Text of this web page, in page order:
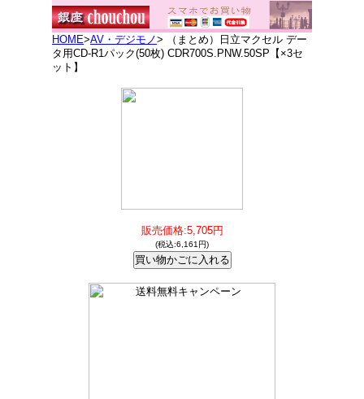
HOME>AV・デジモノ> （まとめ）日立マクセル デー
タ用CD-R1パック(50枚) CDR700S.PNW.50SP【×3セ
ット】
販売価格:5,705円
(税込:6,161円)